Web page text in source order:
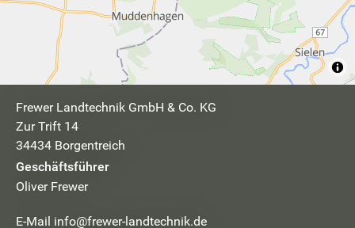
Frewer Landtechnik GmbH & Co. KG
Zur Trift 14
34434 Borgentreich
Geschäftsführer
Oliver Frewer
E-Mail info@frewer-landtechnik.de